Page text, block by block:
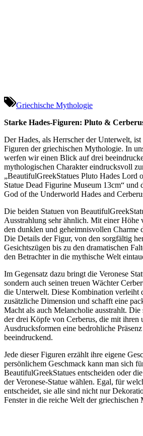
Griechische Mythologie
Starke Hades-Figuren: Pluto &
Der Hades, als Herrscher der Unterwelt, ist
Figuren der griechischen Mythologie. In
werfen wir einen Blick auf drei
mythologischen Charakter eindrucksvoll
„BeautifulGreekStatues Pluto Hades Lord
Statue Dead Figurine Museum 13cm“ und
God of the Underworld Hades and
Die beiden Statuen von
Ausstrahlung sehr ähnlich. Mit einer Höhe
den dunklen und geheimnisvollen Charme
Die Details der Figur, von den sorgfältig
Gesichtszügen bis zu den dramatischen
den Betrachter in die mythische Welt
Im Gegensatz dazu bringt die Veronese
sondern auch seinen treuen Wächter
die Unterwelt. Diese Kombination verleiht
zusätzliche Dimension und schafft eine
Macht als auch Melancholie ausstrahlt.
der drei Köpfe von Cerberus, die mit ihren
Ausdrucksformen eine bedrohliche
beeindruckend.
Jede dieser Figuren erzählt ihre eigene
persönlichem Geschmack kann man sich
BeautifulGreekStatues entscheiden oder
der Veronese-Statue wählen. Egal, für
entscheidet, sie alle sind nicht nur
Fenster in die reiche Welt der griechischen